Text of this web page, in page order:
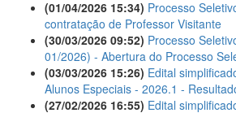
(01/04/2026 15:34) Processo
contratação de Professor Visitante
(30/03/2026 09:52) Processo
01/2026) - Abertura do Processo
(03/03/2026 15:26) Edital
Alunos Especiais - 2026.1 -
(27/02/2026 16:55) Edital